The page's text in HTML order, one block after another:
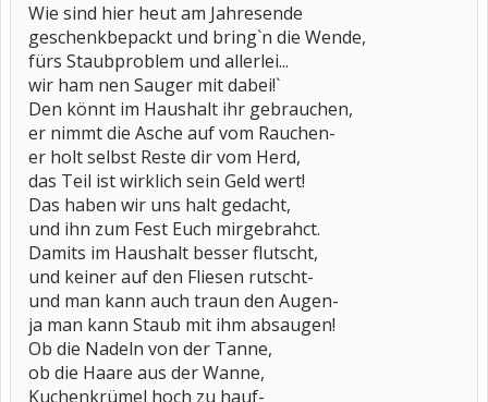
Wie sind hier heut am Jahresende
geschenkbepackt und bring`n die Wende,
fürs Staubproblem und allerlei...
wir ham nen Sauger mit dabei!`
Den könnt im Haushalt ihr gebrauchen,
er nimmt die Asche auf vom Rauchen-
er holt selbst Reste dir vom Herd,
das Teil ist wirklich sein Geld wert!
Das haben wir uns halt gedacht,
und ihn zum Fest Euch mirgebrahct.
Damits im Haushalt besser flutscht,
und keiner auf den Fliesen rutscht-
und man kann auch traun den Augen-
ja man kann Staub mit ihm absaugen!
Ob die Nadeln von der Tanne,
ob die Haare aus der Wanne,
Kuchenkrümel hoch zu hauf-